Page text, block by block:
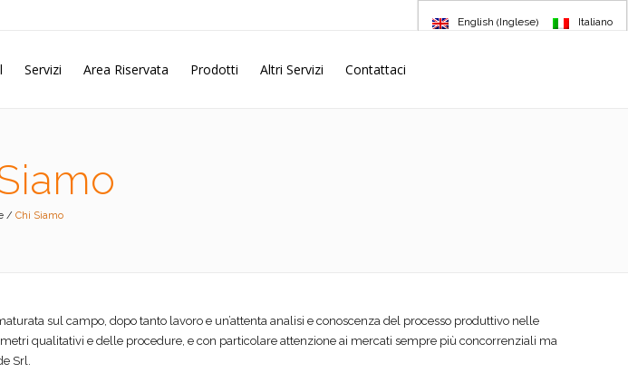
English (Inglese) Italiano
Servizi Area Riservata Prodotti Altri Servizi Contattaci
/ Chi Siamo
sul campo, dopo tanto lavoro e un’attenta analisi e conoscenza del processo produttivo nelle
qualitativi e delle procedure, e con particolare attenzione ai mercati sempre più concorrenziali ma
Srl.